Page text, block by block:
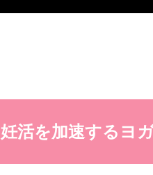
妊活を加速するヨ